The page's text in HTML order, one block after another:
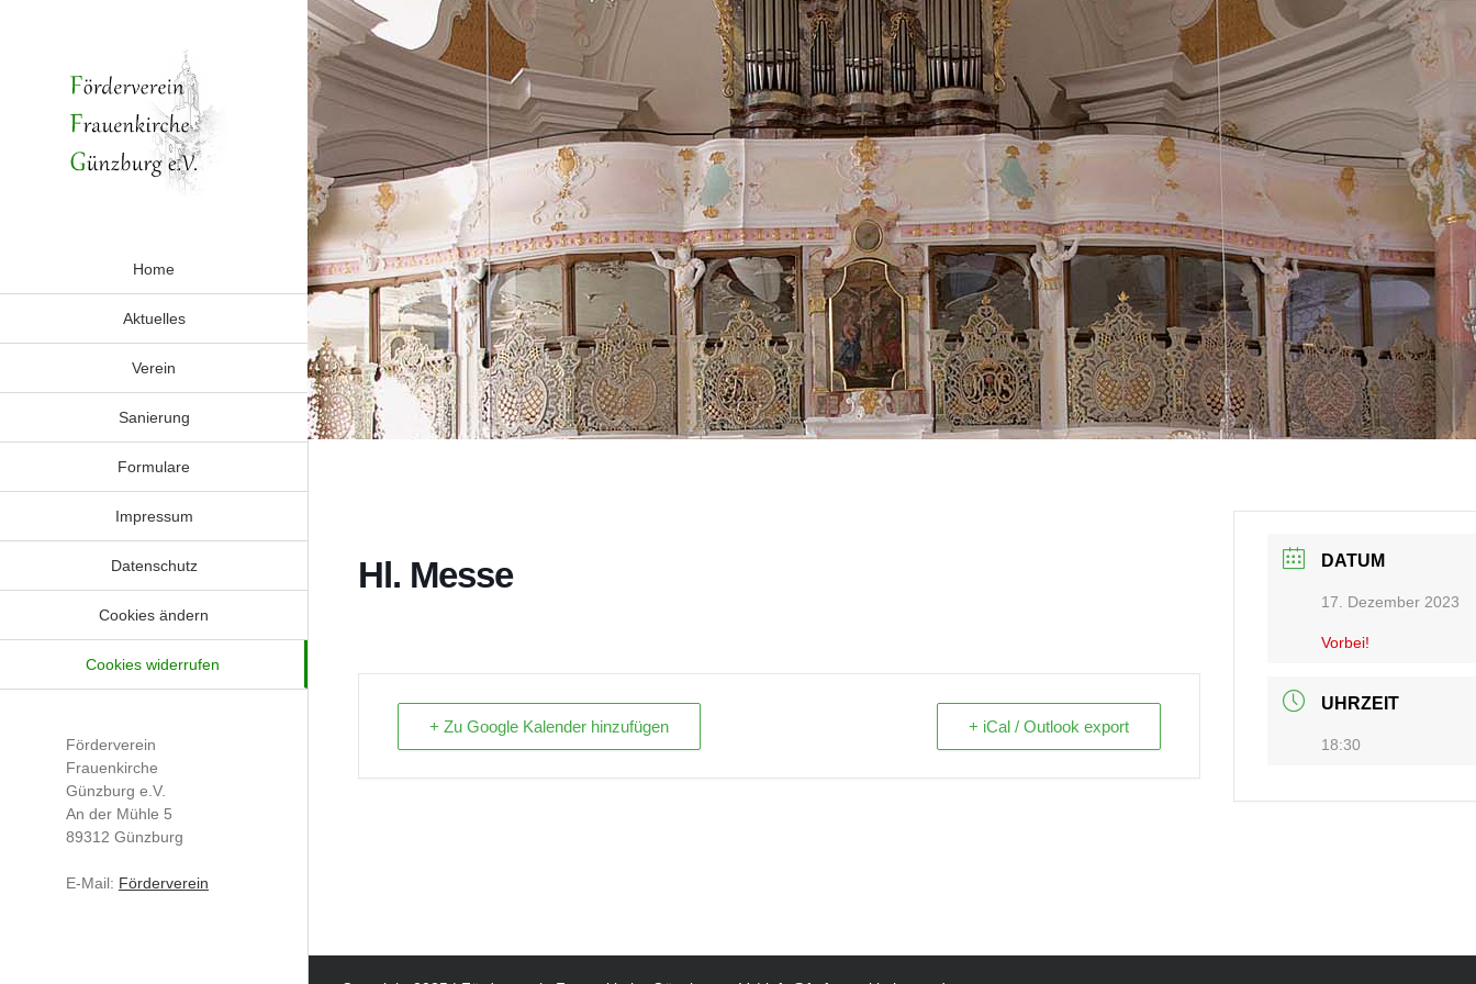
Home
Aktuelles
Verein
Sanierung
Formulare
Impressum
Datenschutz
Cookies ändern
Cookies widerrufen
Förderverein
Frauenkirche
Günzburg e.V.
An der Mühle 5
89312 Günzburg
E-Mail: Förderverein
Hl. Messe
+ Zu Google Kalender hinzufügen + iCal / Outlook export
DATUM
17. Dezember 2023
Vorbei!
UHRZEIT
18:30